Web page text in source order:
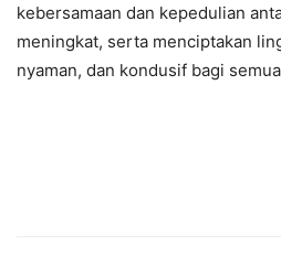
kebersamaan dan kepedulian
meningkat, serta menciptakan
nyaman, dan kondusif bagi